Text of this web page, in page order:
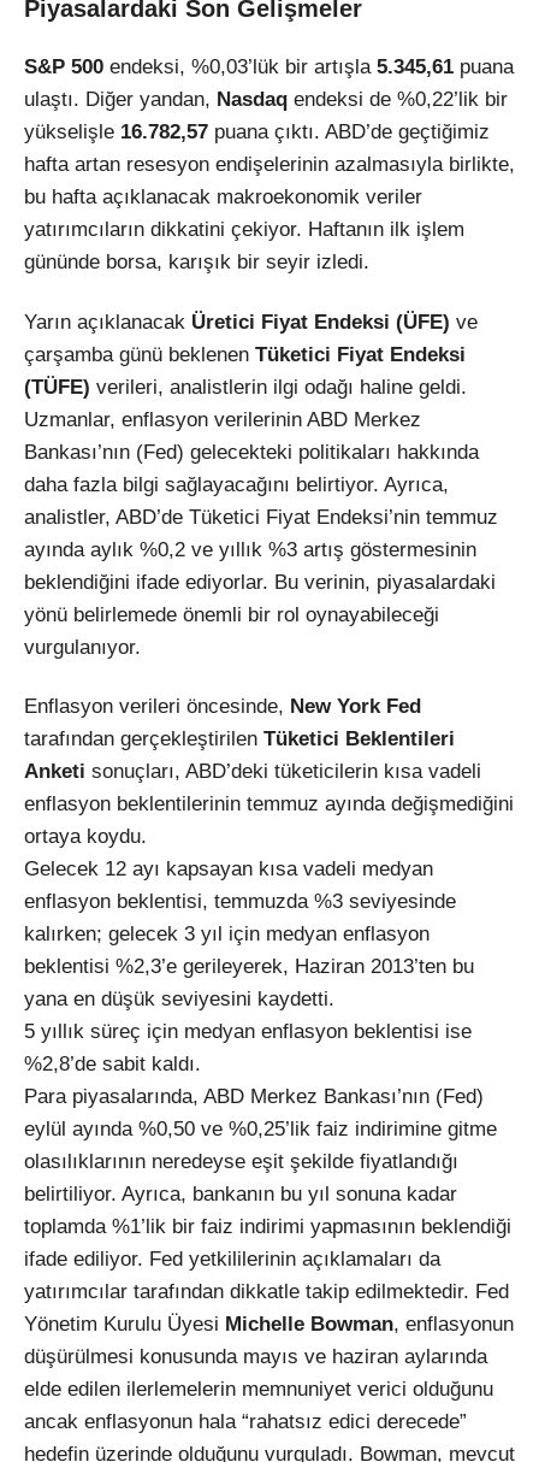
Youtube
Piyasalardaki Son Gelişmeler
S&P 500 endeksi, %0,03’lük bir artışla 5.345,61 puana
ulaştı. Diğer yandan, Nasdaq endeksi de %0,22’lik bir
yükselişle 16.782,57 puana çıktı. ABD’de geçtiğimiz
hafta artan resesyon endişelerinin azalmasıyla birlikte,
bu hafta açıklanacak makroekonomik veriler
yatırımcıların dikkatini çekiyor. Haftanın ilk işlem
gününde borsa, karışık bir seyir izledi.
Yarın açıklanacak Üretici Fiyat Endeksi (ÜFE) ve
çarşamba günü beklenen Tüketici Fiyat Endeksi
(TÜFE) verileri, analistlerin ilgi odağı haline geldi.
Uzmanlar, enflasyon verilerinin ABD Merkez
Bankası’nın (Fed) gelecekteki politikaları hakkında
daha fazla bilgi sağlayacağını belirtiyor. Ayrıca,
analistler, ABD’de Tüketici Fiyat Endeksi’nin temmuz
ayında aylık %0,2 ve yıllık %3 artış göstermesinin
beklendiğini ifade ediyorlar. Bu verinin, piyasalardaki
yönü belirlemede önemli bir rol oynayabileceği
vurgulanıyor.
Enflasyon verileri öncesinde, New York Fed
tarafından gerçekleştirilen Tüketici Beklentileri
Anketi sonuçları, ABD’deki tüketicilerin kısa vadeli
enflasyon beklentilerinin temmuz ayında değişmediğini
ortaya koydu.
Gelecek 12 ayı kapsayan kısa vadeli medyan
enflasyon beklentisi, temmuzda %3 seviyesinde
kalırken; gelecek 3 yıl için medyan enflasyon
beklentisi %2,3’e gerileyerek, Haziran 2013’ten bu
yana en düşük seviyesini kaydetti.
5 yıllık süreç için medyan enflasyon beklentisi ise
%2,8’de sabit kaldı.
Para piyasalarında, ABD Merkez Bankası’nın (Fed)
eylül ayında %0,50 ve %0,25’lik faiz indirimine gitme
olasılıklarının neredeyse eşit şekilde fiyatlandığı
belirtiliyor. Ayrıca, bankanın bu yıl sonuna kadar
toplamda %1’lik bir faiz indirimi yapmasının beklendiği
ifade ediliyor. Fed yetkililerinin açıklamaları da
yatırımcılar tarafından dikkatle takip edilmektedir. Fed
Yönetim Kurulu Üyesi Michelle Bowman, enflasyonun
düşürülmesi konusunda mayıs ve haziran aylarında
elde edilen ilerlemelerin memnuniyet verici olduğunu
ancak enflasyonun hala “rahatsız edici derecede”
hedefin üzerinde olduğunu vurguladı. Bowman, mevcut